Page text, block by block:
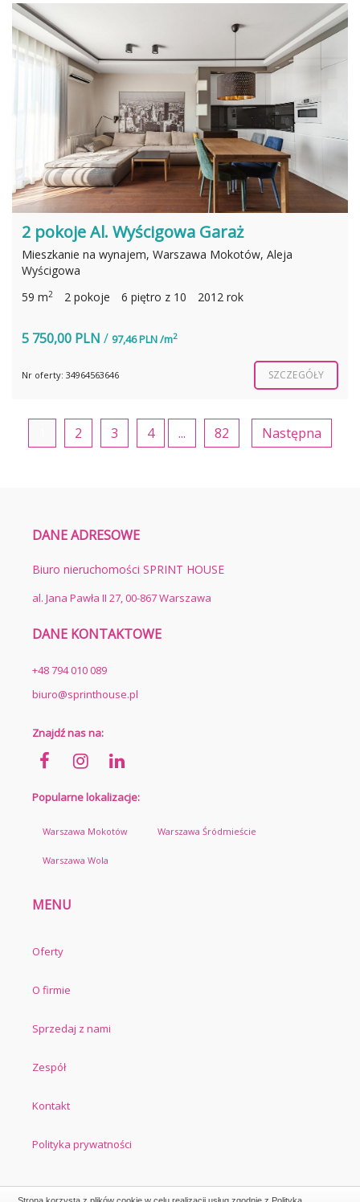
2 pokoje Al. Wyścigowa Garaż
Mieszkanie na wynajem, Warszawa Mokotów, Aleja
Wyścigowa
59 m2 2 pokoje 6 piętro z 10 2012 rok
5 750,00 PLN / 97,46 PLN /m2
Nr oferty: 34964563646 SZCZEGÓŁY
2 3 4 ... 82 Następna
DANE ADRESOWE
Biuro nieruchomości SPRINT HOUSE
al. Jana Pawła II 27, 00-867 Warszawa
DANE KONTAKTOWE
+48 794 010 089
biuro@sprinthouse.pl
Znajdź nas na:
Popularne lokalizacje:
Warszawa Mokotów Warszawa Śródmieście
Warszawa Wola
MENU
Oferty
O firmie
Sprzedaj z nami
Zespół
Kontakt
Polityka prywatności